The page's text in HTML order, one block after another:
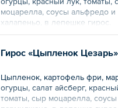
моцарелла, соусы альфредо и
халапеньо, в лепешке гирос.
Гирос «Цыпленок Цезарь»
Цыпленок, картофель фри,
огурцы, салат айсберг,
томаты, сыр моцарелла,